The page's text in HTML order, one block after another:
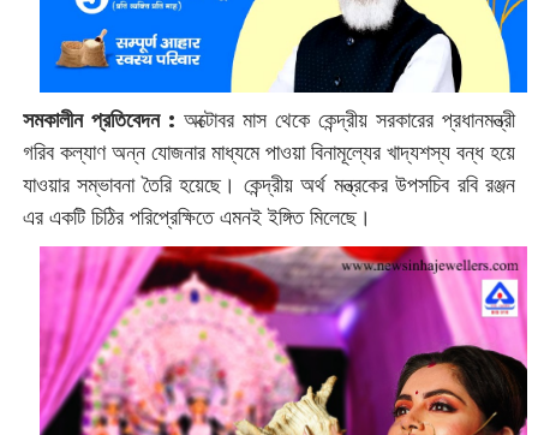
সমকালীন প্রতিবেদন : ‌অক্টোবর মাস থেকে কেন্দ্রীয় সরকারের প্রধানমন্ত্রী
গরিব কল্যাণ অন্ন যোজনার মাধ্যমে পাওয়া বিনামূল্যের খাদ্যশস্য বন্ধ হয়ে
যাওয়ার সম্ভাবনা তৈরি হয়েছে। কেন্দ্রীয় অর্থ মন্ত্রকের উপসচিব রবি রঞ্জন
এর একটি চিঠির পরিপ্রেক্ষিতে এমনই ইঙ্গিত মিলেছে।